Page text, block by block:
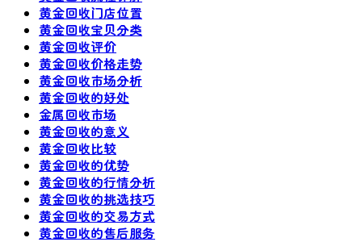
黄金回收门店位置
黄金回收宝贝分类
黄金回收评价
黄金回收价格走势
黄金回收市场分析
黄金回收的好处
金属回收市场
黄金回收的意义
黄金回收比较
黄金回收的优势
黄金回收的行情分析
黄金回收的挑选技巧
黄金回收的交易方式
黄金回收的售后服务